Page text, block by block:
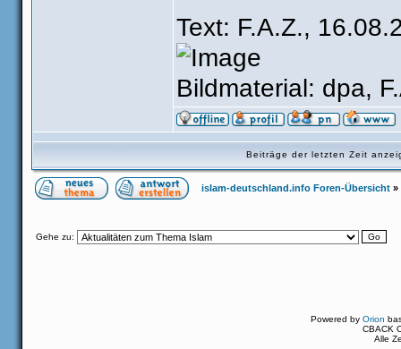
Text: F.A.Z.,
Bildmaterial: dpa,
Beiträge der letzten Zeit
islam-deutschland.info Foren-Übersicht »
Gehe zu:
Powered byOrion
CBACK
Alle